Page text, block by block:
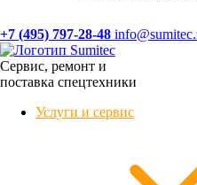
+7 (495) 797-28-48
Сервис, ремонт и
поставка спецтехники
Услуги и сервис